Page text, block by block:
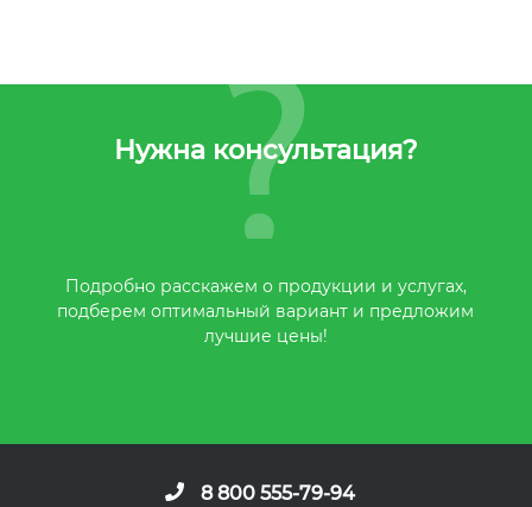
Нужна консультация?
Подробно расскажем о продукции и услугах,
подберем оптимальный вариант и предложим
лучшие цены!
8 800 555-79-94